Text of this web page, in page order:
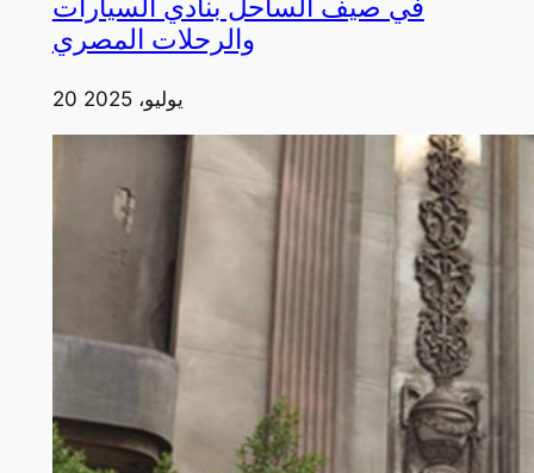
في صيف الساحل بنادي السيارات
والرحلات المصري
20 يوليو، 2025